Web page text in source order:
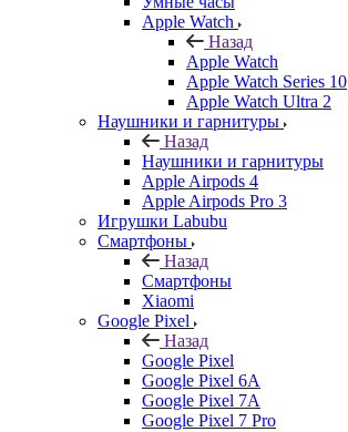
Apple Watch
Назад
Apple Watch
Apple Watch Series 10
Apple Watch Ultra 2
Наушники и гарнитуры
Назад
Наушники и гарнитуры
Apple Airpods 4
Apple Airpods Pro 3
Игрушки Labubu
Смартфоны
Назад
Смартфоны
Xiaomi
Google Pixel
Назад
Google Pixel
Google Pixel 6A
Google Pixel 7А
Google Pixel 7 Pro